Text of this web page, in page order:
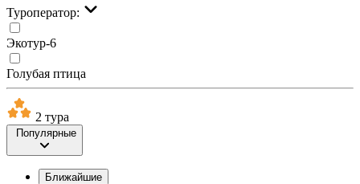
Туроператор:
Экотур-6
Голубая птица
2 тура
Популярные
Ближайшие